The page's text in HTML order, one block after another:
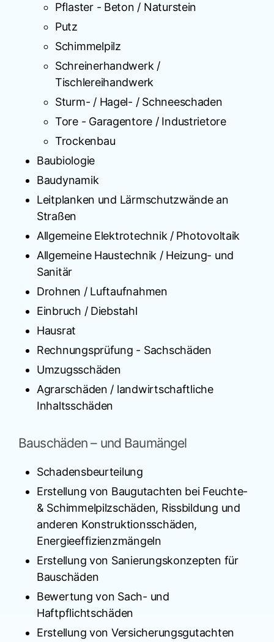
Pflaster - Beton / Naturstein
Putz
Schimmelpilz
Schreinerhandwerk /
Tischlereihandwerk
Sturm- / Hagel- / Schneeschaden
Tore - Garagentore / Industrietore
Trockenbau
Baubiologie
Baudynamik
Leitplanken und Lärmschutzwände an
Straßen
Allgemeine Elektrotechnik / Photovoltaik
Allgemeine Haustechnik / Heizung- und
Sanitär
Drohnen / Luftaufnahmen
Einbruch / Diebstahl
Hausrat
Rechnungsprüfung - Sachschäden
Umzugsschäden
Agrarschäden / landwirtschaftliche
Inhaltsschäden
Bauschäden – und Baumängel
Schadensbeurteilung
Erstellung von Baugutachten bei Feuchte-
& Schimmelpilzschäden, Rissbildung und
anderen Konstruktionsschäden,
Energieeffizienzmängeln
Erstellung von Sanierungskonzepten für
Bauschäden
Bewertung von Sach- und
Haftpflichtschäden
Erstellung von Versicherungsgutachten